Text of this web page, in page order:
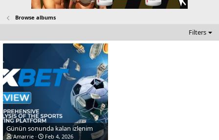
Browse albums
Filters
Günün sonunda kalan izlenim
Amarrie
Feb 4, 2026